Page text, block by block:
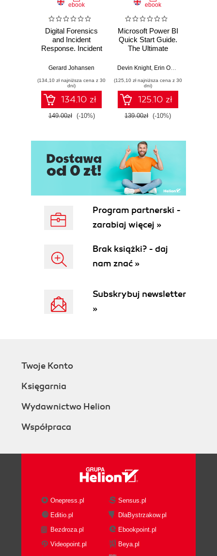
ebook
Digital Forensics
and Incident
Response. Incident
and techniques for
threat response -
Fourth Edition
Gerard Johansen
(134,10 zł najniższa cena z 30
dni)
134.10 zł
149.00zł (-10%)
ebook
Microsoft Power BI
Quick Start Guide.
The Ultimate
to Power BI, Data
Tools, and
Microsoft Fabric -
Fourth Edition
Devin Knight, Erin Ostrowsky
(125,10 zł najniższa cena z 30
dni)
125.10 zł
139.00zł (-10%)
Program partnerski -
zarabiaj więcej »
Brak książki? - daj
nam znać »
Subskrybuj newsletter
»
Twoje Konto
Księgarnia
Wydawnictwo Helion
Współpraca
Onepress.pl
Sensus.pl
Editio.pl
DlaBystrzakow.pl
Bezdroza.pl
Ebookpoint.pl
Videopoint.pl
Beya.pl